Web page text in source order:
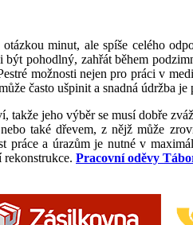
minut, ale spíše celého
pohodlný, zahřát během
možnosti nejen pro práci v
často ušpinit a snadná údržba je
jeho výběr se musí dobře
také dřevem, z nějž může
a úrazům je nutné v
Pracovní oděvy